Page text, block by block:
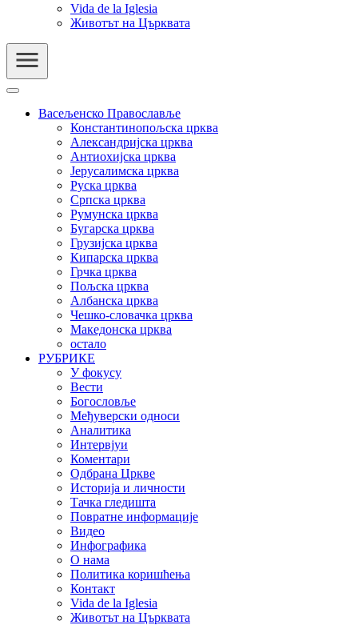
Vida de la Iglesia
Животът на Църквата
Васељенско Православље
Константинопољска црква
Александријска црква
Антиохијска црква
Јерусалимска црква
Руска црква
Српска црква
Румунска црква
Бугарска црква
Грузијска црква
Кипарска црква
Грчка црква
Пољска црква
Албанска црква
Чешко-словачка црква
Македонска црква
остало
РУБРИКЕ
У фокусу
Вести
Богословље
Међуверски односи
Аналитика
Интервјуи
Коментари
Одбрана Цркве
Историја и личности
Тачка гледишта
Повратне информације
Видео
Инфографика
О нама
Политика коришћења
Контакт
Vida de la Iglesia
Животът на Църквата